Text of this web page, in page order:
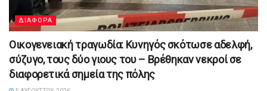
ΔΙΑΦΟΡΑ
Οικογενειακή τραγωδία: Κυνηγός σκότωσε αδελφή,
σύζυγο, τους δύο γιους του – Βρέθηκαν νεκροί σε
διαφορετικά σημεία της πόλης